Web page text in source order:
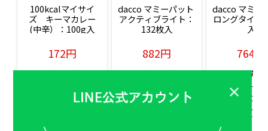
100kcalマイサイ
ズ　キーマカレー
(中辛）：100g入
172円
販売価格(税込)
dacco マミーパット
アクティブライト：
132枚入
882円
販売価格(税込)
dacco マミー
ロングタイム
入
764円
販売価格(税